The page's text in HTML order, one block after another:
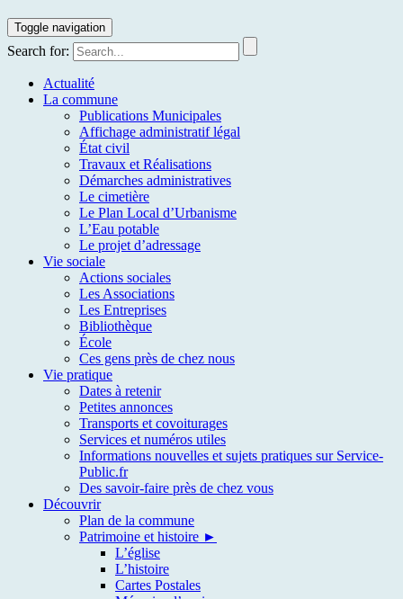
Toggle navigation
Search for:
Actualité
La commune
Publications Municipales
Affichage administratif légal
État civil
Travaux et Réalisations
Démarches administratives
Le cimetière
Le Plan Local d’Urbanisme
L’Eau potable
Le projet d’adressage
Vie sociale
Actions sociales
Les Associations
Les Entreprises
Bibliothèque
École
Ces gens près de chez nous
Vie pratique
Dates à retenir
Petites annonces
Transports et covoiturages
Services et numéros utiles
Informations nouvelles et sujets pratiques sur Service-
Public.fr
Des savoir-faire près de chez vous
Découvrir
Plan de la commune
Patrimoine et histoire ►
L’église
L’histoire
Cartes Postales